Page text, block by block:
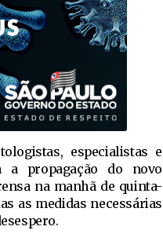
especialistas e
a propagação do novo
na manhã de quinta-
as medidas necessárias